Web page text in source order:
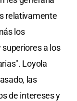
relativamente
los
a los
Loyola
las
de intereses y